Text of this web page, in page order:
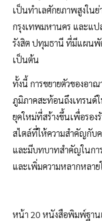
เป็นทำเลศักยภาพสูงใน
กรุงเทพมหานคร และแ
รังสิต ปทุมธานี ที่มีแผนพั
เป็นต้น
ทั้งนี้ การขยายตัวของอา
ภูมิภาคสะท้อนถึงเทรนด์
ยุคใหม่ที่สร้างขึ้นเพื่อรอง
สไตล์ที่ให้ความสำคัญกับ
และมีบทบาทสำคัญในกา
และเพิ่มความหลากหลา
หน้า 20 หนังสือพิมพ์ฐา